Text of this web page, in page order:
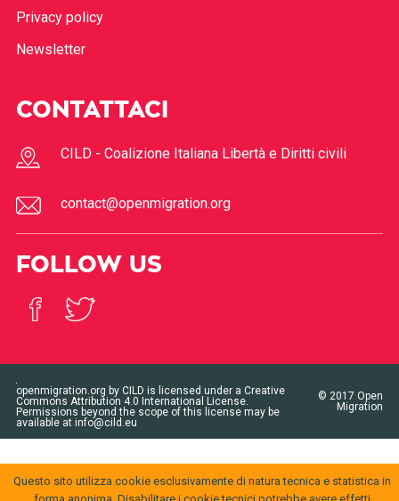
Privacy policy
Newsletter
CONTATTACI
CILD - Coalizione Italiana Libertà e Diritti civili
contact@openmigration.org
FOLLOW US
openmigration.org by CILD is licensed under a Creative
Commons Attribution 4.0 International License.
Permissions beyond the scope of this license may be
available at info@cild.eu
© 2017 Open
Migration
Questo sito utilizza cookie esclusivamente di natura tecnica e statistica in